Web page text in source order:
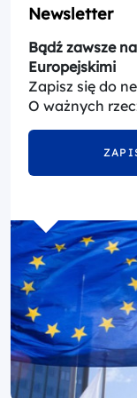
Newsletter
Bądź zawsze
Europejskimi
Zapisz się do
O ważnych